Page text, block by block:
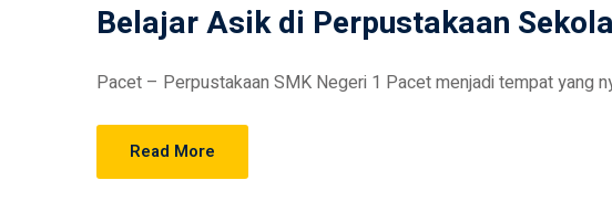
Belajar Asik di Perpustakaan
Pacet – Perpustakaan SMK Negeri 1 Pacet menjadi tempat yang
Read More